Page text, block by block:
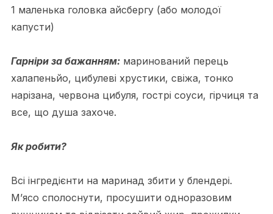
1 маленька головка айсбергу (або молодої
капусти)
Гарніри за бажанням:маринований перець
халапеньйо, цибулеві хрустики, свіжа, тонко
нарізана, червона цибуля, гострі соуси, гірчиця та
все, що душа захоче.
Як робити?
Всі інгредієнти на маринад збити у блендері.
М’ясо сполоснути, просушити одноразовим